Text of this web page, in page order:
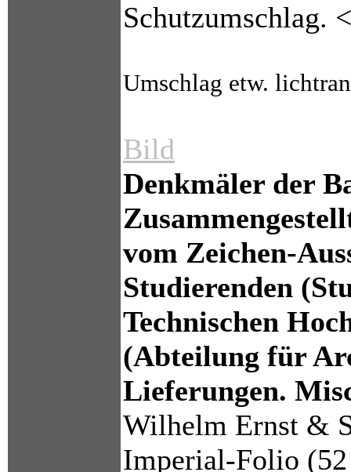
Schutzumschlag.
Umschlag etw.
Bild
Denkmäler der
vom Zeichen-
Studierenden
Technischen
(Abteilung für
Lieferungen.
Wilhelm Ernst &
Imperial-Folio